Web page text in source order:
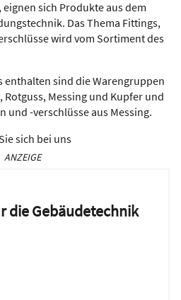
sich Produkte aus dem
Das Thema Fittings,
wird vom Sortiment des
enthalten sind die Warengruppen
Messing und Kupfer und
und -verschlüsse aus Messing.
sich bei uns
ANZEIGE
die Gebäudetechnik